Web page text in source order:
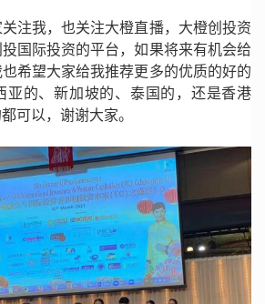
注我，也关注大橙直播，大橙创投资
国际投资的平台，如果将来有机会给
希望大家给我推荐更多的优质的好的
亚的、新加坡的、泰国的，还是香港
可以，谢谢大家。